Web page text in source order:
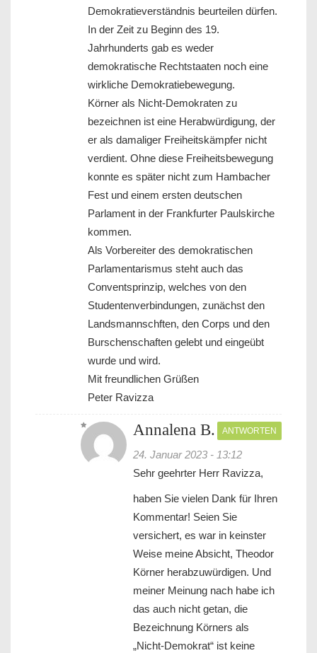
Demokratieverständnis beurteilen dürfen.
In der Zeit zu Beginn des 19.
Jahrhunderts gab es weder
demokratische Rechtstaaten noch eine
wirkliche Demokratiebewegung.
Körner als Nicht-Demokraten zu
bezeichnen ist eine Herabwürdigung, der
er als damaliger Freiheitskämpfer nicht
verdient. Ohne diese Freiheitsbewegung
konnte es später nicht zum Hambacher
Fest und einem ersten deutschen
Parlament in der Frankfurter Paulskirche
kommen.
Als Vorbereiter des demokratischen
Parlamentarismus steht auch das
Conventsprinzip, welches von den
Studentenverbindungen, zunächst den
Landsmannschften, den Corps und den
Burschenschaften gelebt und eingeübt
wurde und wird.
Mit freundlichen Grüßen
Peter Ravizza
Annalena B.
24. Januar 2023 - 13:12
ANTWORTEN
Sehr geehrter Herr Ravizza,
haben Sie vielen Dank für Ihren
Kommentar! Seien Sie
versichert, es war in keinster
Weise meine Absicht, Theodor
Körner herabzuwürdigen. Und
meiner Meinung nach habe ich
das auch nicht getan, die
Bezeichnung Körners als
„Nicht-Demokrat“ ist keine